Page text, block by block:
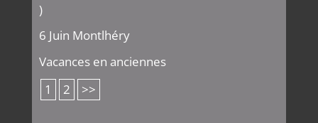
)
6 Juin Montlhéry
Vacances en anciennes
1
2 >>